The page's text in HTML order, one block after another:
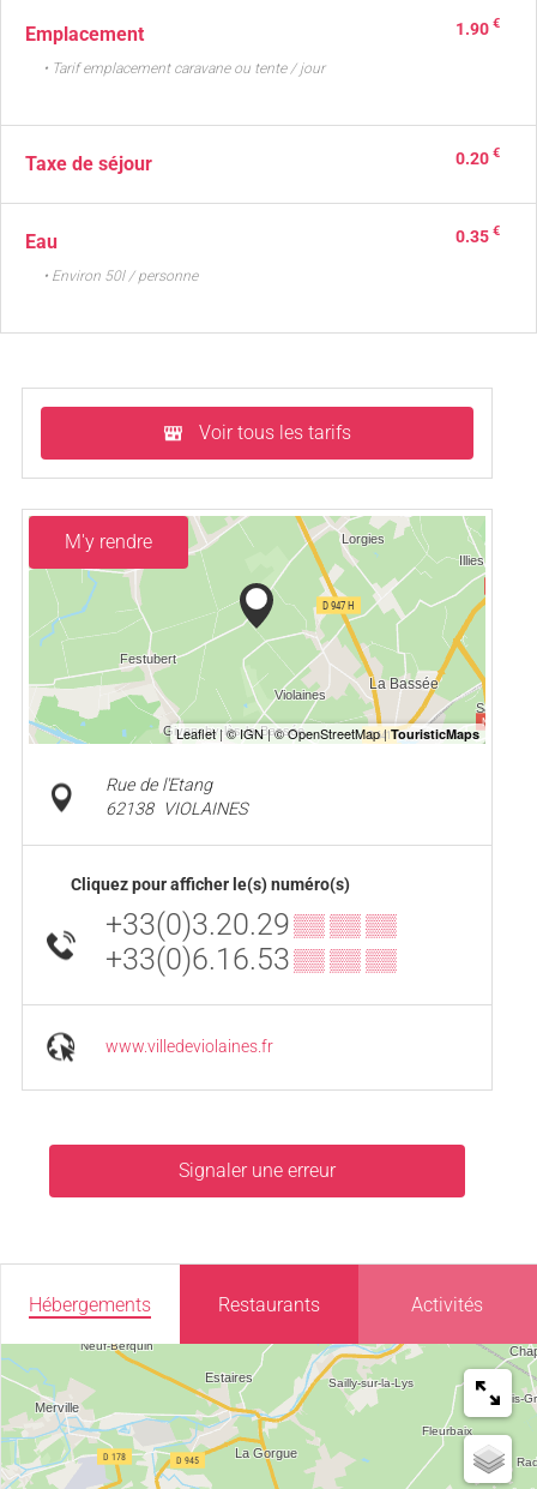
Emplacement 1.90 €
• Tarif emplacement caravane ou tente / jour
Taxe de séjour 0.20 €
Eau 0.35 €
• Environ 50l / personne
Voir tous les tarifs
M'y rendre
Rue de l'Etang
62138
VIOLAINES
Cliquez pour afficher le(s) numéro(s)
+33(0)3.20.29▒▒ ▒▒ ▒▒
+33(0)6.16.53▒▒ ▒▒ ▒▒
www.villedeviolaines.fr
Signaler une erreur
Hébergements Restaurants Activités